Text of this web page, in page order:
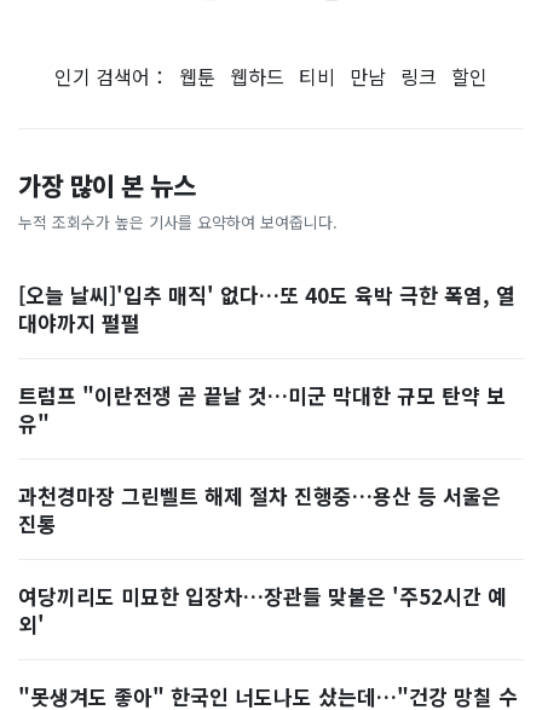
인기 검색어： 웹툰 웹하드 티비 만남 링크 할인
가장 많이 본 뉴스
누적 조회수가 높은 기사를 요약하여 보여줍니다.
[오늘 날씨]'입추 매직' 없다…또 40도 육박 극한 폭염, 열
대야까지 펄펄
트럼프 "이란전쟁 곧 끝날 것…미군 막대한 규모 탄약 보
유"
과천경마장 그린벨트 해제 절차 진행중…용산 등 서울은
진통
여당끼리도 미묘한 입장차…장관들 맞붙은 '주52시간 예
외'
"못생겨도 좋아" 한국인 너도나도 샀는데…"건강 망칠 수